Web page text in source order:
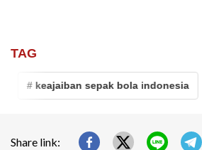
TAG
# keajaiban sepak bola indonesia
Share link: